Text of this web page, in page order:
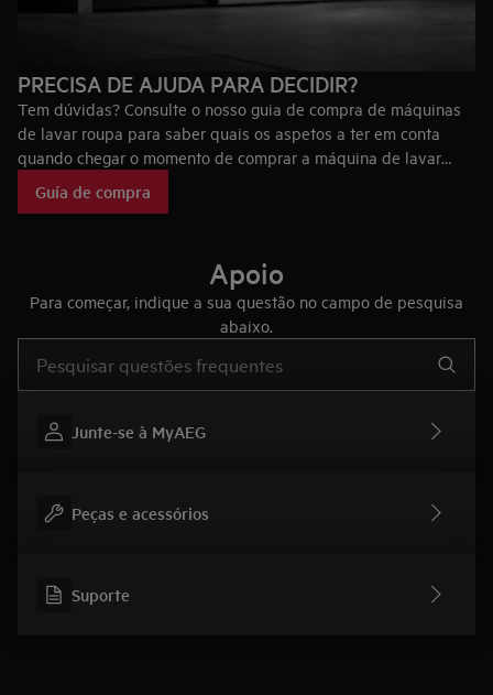
PRECISA DE AJUDA PARA DECIDIR?
Tem dúvidas? Consulte o nosso guia de compra de máquinas
de lavar roupa para saber quais os aspetos a ter em conta
quando chegar o momento de comprar a máquina de lavar
máquinas de lavar roupa AEG únicas no mercado.
Guía de compra
Apoio
Para começar, indique a sua questão no campo de pesquisa
abaixo.
Junte-se à MyAEG
Peças e acessórios
Suporte